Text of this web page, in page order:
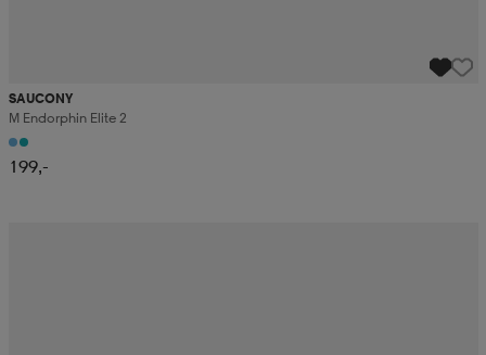
SAUCONY
M Endorphin Elite 2
199,-